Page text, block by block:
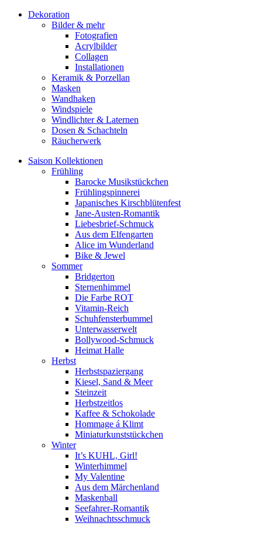
Dekoration
Bilder & mehr
Fotografien
Acrylbilder
Collagen
Installationen
Keramik & Porzellan
Masken
Wandhaken
Windspiele
Windlichter & Laternen
Dosen & Schachteln
Räucherwerk
Saison Kollektionen
Frühling
Barocke Musikstückchen
Frühlingspinnerei
Japanisches Kirschblütenfest
Jane-Austen-Romantik
Liebesbrief-Schmuck
Aus dem Elfengarten
Alice im Wunderland
Bike & Jewel
Sommer
Bridgerton
Sternenhimmel
Die Farbe ROT
Vitamin-Reich
Schuhfensterbummel
Unterwasserwelt
Bollywood-Schmuck
Heimat Halle
Herbst
Herbstspaziergang
Kiesel, Sand & Meer
Steinzeit
Herbstzeitlos
Kaffee & Schokolade
Hommage á Klimt
Miniaturkunststückchen
Winter
It’s KUHL, Girl!
Winterhimmel
My Valentine
Aus dem Märchenland
Maskenball
Seefahrer-Romantik
Weihnachtsschmuck